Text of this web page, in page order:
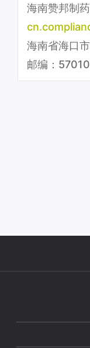
海南赞邦制
海南省海口
邮编：